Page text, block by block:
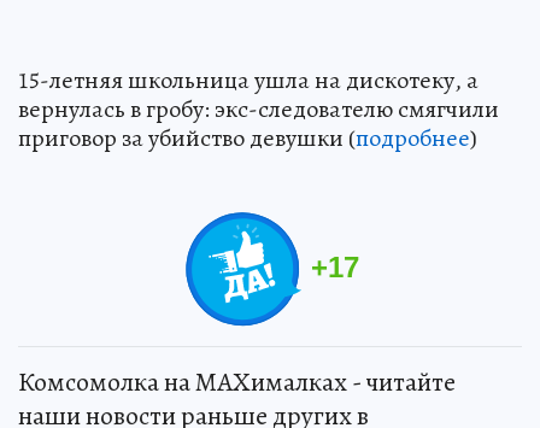
15-летняя школьница ушла на дискотеку, а
вернулась в гробу: экс-следователю смягчили
приговор за убийство девушки (подробнее)
+17
Комсомолка на MAXималках - читайте
наши новости раньше других в